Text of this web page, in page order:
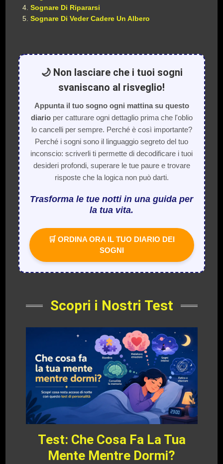
Sognare Di Ripararsi
Sognare Di Veder Cadere Un Albero
🌙 Non lasciare che i tuoi sogni
svaniscano al risveglio!
Appunta il tuo sogno ogni mattina su questo
diarioper catturare ogni dettaglio prima che l'oblio
lo cancelli per sempre. Perché è così importante?
Perché i sogni sono il linguaggio segreto del tuo
inconscio: scriverli ti permette di decodificare i tuoi
desideri profondi, superare le tue paure e trovare
risposte che la logica non può darti.
Trasforma le tue notti in una guida per
la tua vita.
🛒 ORDINA ORA IL TUO DIARIO DEI
SOGNI
Scopri i Nostri Test
Test: Che Cosa Fa La Tua
Mente Mentre Dormi?